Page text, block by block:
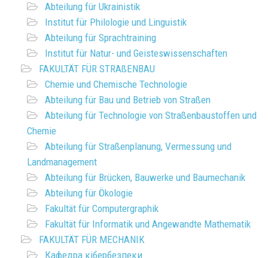
Abteilung für Ukrainistik
Institut für Philologie und Linguistik
Abteilung für Sprachtraining
Institut für Natur- und Geisteswissenschaften
FAKULTÄT FÜR STRAßENBAU
Chemie und Chemische Technologie
Abteilung für Bau und Betrieb von Straßen
Abteilung für Technologie von Straßenbaustoffen und
Chemie
Abteilung für Straßenplanung, Vermessung und
Landmanagement
Abteilung für Brücken, Bauwerke und Baumechanik
Abteilung für Ökologie
Fakultät für Computergraphik
Fakultät für Informatik und Angewandte Mathematik
FAKULTÄT FÜR MECHANIK
Кафедра кібербезпеки